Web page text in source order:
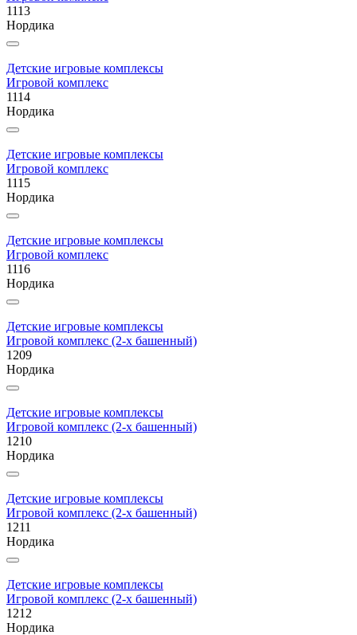
1113
Нордика
Детские игровые комплексы
Игровой комплекс
1114
Нордика
Детские игровые комплексы
Игровой комплекс
1115
Нордика
Детские игровые комплексы
Игровой комплекс
1116
Нордика
Детские игровые комплексы
Игровой комплекс (2-х башенный)
1209
Нордика
Детские игровые комплексы
Игровой комплекс (2-х башенный)
1210
Нордика
Детские игровые комплексы
Игровой комплекс (2-х башенный)
1211
Нордика
Детские игровые комплексы
Игровой комплекс (2-х башенный)
1212
Нордика